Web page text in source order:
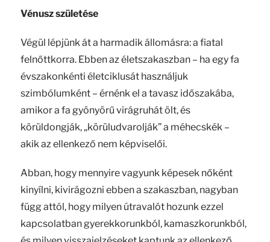
Vénusz születése
Végül lépjünk át a harmadik állomásra: a fiatal
felnőttkorra. Ebben az életszakaszban – ha egy fa
évszakonkénti életciklusát használjuk
szimbólumként – érnénk el a tavasz időszakába,
amikor a fa gyönyörű virágruhát ölt, és
körüldongják, „körüludvarolják” a méhecskék –
akik az ellenkező nem képviselői.
Abban, hogy mennyire vagyunk képesek nőként
kinyílni, kivirágozni ebben a szakaszban, nagyban
függ attól, hogy milyen útravalót hozunk ezzel
kapcsolatban gyerekkorunkból, kamaszkorunkból,